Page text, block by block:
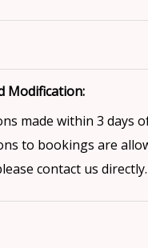
Modification:
made within 3 days
to bookings are
contact us directly.